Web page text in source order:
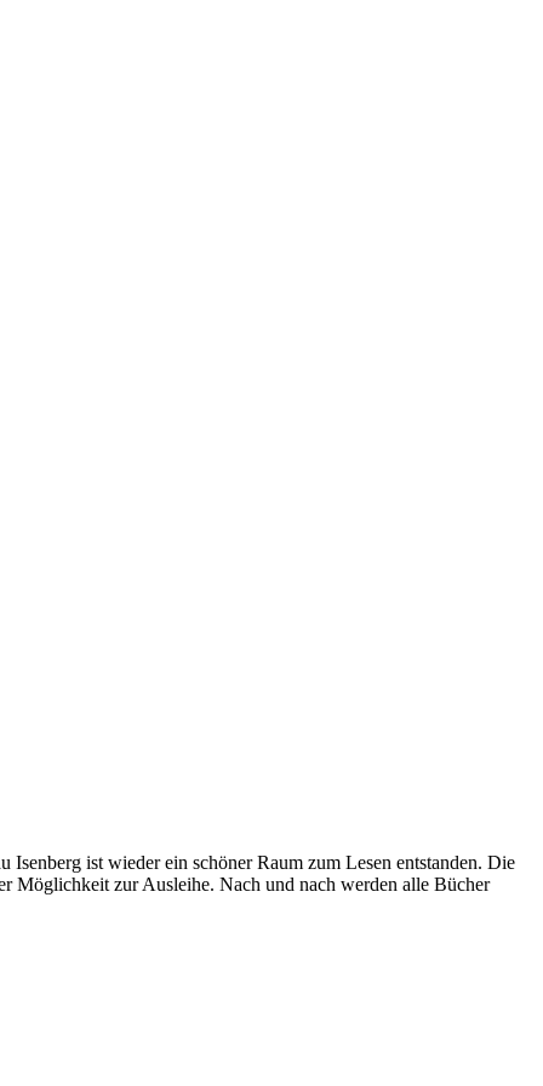
ist wieder ein schöner Raum zum Lesen entstanden. Die
Möglichkeit zur Ausleihe. Nach und nach werden alle Bücher